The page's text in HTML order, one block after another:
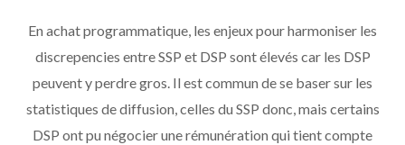
En achat programmatique, les enjeux pour harmoniser les
discrepencies entre SSP et DSP sont élevés car les DSP
peuvent y perdre gros. Il est commun de se baser sur les
statistiques de diffusion, celles du SSP donc, mais certains
DSP ont pu négocier une rémunération qui tient compte